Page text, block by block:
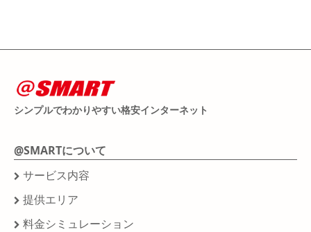
シンプルでわかりやすい格安インターネット
@SMARTについて
サービス内容
提供エリア
料金シミュレーション